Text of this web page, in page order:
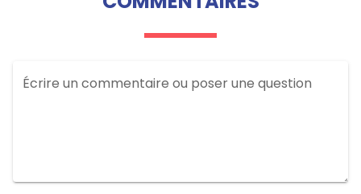
Écrire un commentaire ou poser une question